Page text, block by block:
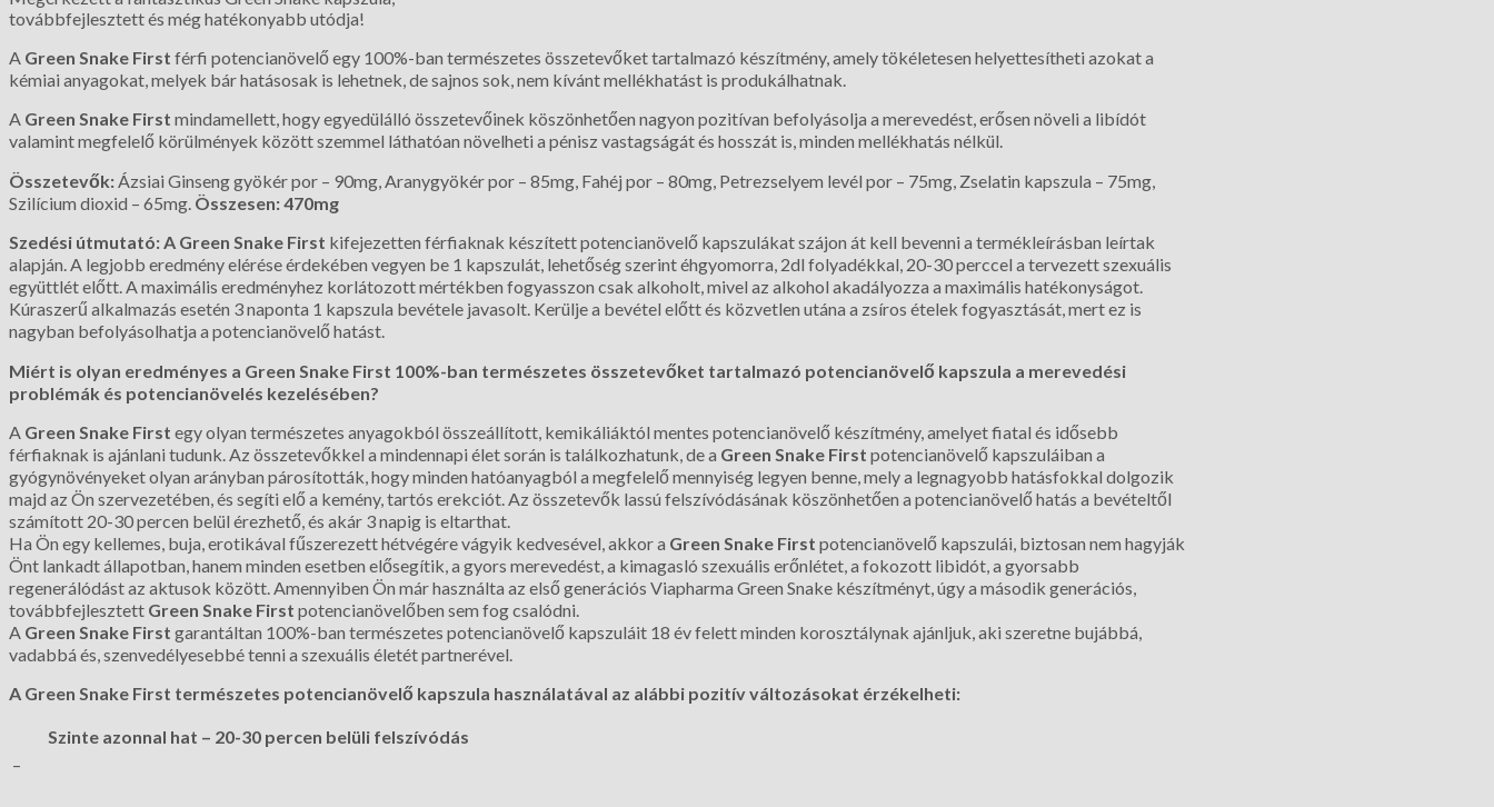
továbbfejlesztett és még hatékonyabb utódja!
A Green Snake First férfi potencianövelő egy 100%-ban természetes összetevőket tartalmazó készítmény, amely tökéletesen helyettesítheti azokat a
kémiai anyagokat, melyek bár hatásosak is lehetnek, de sajnos sok, nem kívánt mellékhatást is produkálhatnak.
A Green Snake First mindamellett, hogy egyedülálló összetevőinek köszönhetően nagyon pozitívan befolyásolja a merevedést, erősen növeli a libídót
valamint megfelelő körülmények között szemmel láthatóan növelheti a pénisz vastagságát és hosszát is, minden mellékhatás nélkül.
Összetevők:Ázsiai Ginseng gyökér por – 90mg, Aranygyökér por – 85mg, Fahéj por – 80mg, Petrezselyem levél por – 75mg, Zselatin kapszula – 75mg,
Szilícium dioxid – 65mg. Összesen: 470mg
Szedési útmutató: A Green Snake First kifejezetten férfiaknak készített potencianövelő kapszulákat szájon át kell bevenni a termékleírásban leírtak
alapján. A legjobb eredmény elérése érdekében vegyen be 1 kapszulát, lehetőség szerint éhgyomorra, 2dl folyadékkal, 20-30 perccel a tervezett szexuális
együttlét előtt. A maximális eredményhez korlátozott mértékben fogyasszon csak alkoholt, mivel az alkohol akadályozza a maximális hatékonyságot.
Kúraszerű alkalmazás esetén 3 naponta 1 kapszula bevétele javasolt. Kerülje a bevétel előtt és közvetlen utána a zsíros ételek fogyasztását, mert ez is
nagyban befolyásolhatja a potencianövelő hatást.
Miért is olyan eredményes a Green Snake First 100%-ban természetes összetevőket tartalmazó potencianövelő kapszula a merevedési
problémák és potencianövelés kezelésében?
A Green Snake First egy olyan természetes anyagokból összeállított, kemikáliáktól mentes potencianövelő készítmény, amelyet fiatal és idősebb
férfiaknak is ajánlani tudunk. Az összetevőkkel a mindennapi élet során is találkozhatunk, de a Green Snake First potencianövelő kapszuláiban a
gyógynövényeket olyan arányban párosították, hogy minden hatóanyagból a megfelelő mennyiség legyen benne, mely a legnagyobb hatásfokkal dolgozik
majd az Ön szervezetében, és segíti elő a kemény, tartós erekciót. Az összetevők lassú felszívódásának köszönhetően a potencianövelő hatás a bevételtől
számított 20-30 percen belül érezhető, és akár 3 napig is eltarthat.
Ha Ön egy kellemes, buja, erotikával fűszerezett hétvégére vágyik kedvesével, akkor a Green Snake First potencianövelő kapszulái, biztosan nem hagyják
Önt lankadt állapotban, hanem minden esetben elősegítik, a gyors merevedést, a kimagasló szexuális erőnlétet, a fokozott libidót, a gyorsabb
regenerálódást az aktusok között. Amennyiben Ön már használta az első generációs Viapharma Green Snake készítményt, úgy a második generációs,
továbbfejlesztett Green Snake First potencianövelőben sem fog csalódni.
A Green Snake First garantáltan 100%-ban természetes potencianövelő kapszuláit 18 év felett minden korosztálynak ajánljuk, aki szeretne bujábbá,
vadabbá és, szenvedélyesebbé tenni a szexuális életét partnerével.
A Green Snake First természetes potencianövelő kapszula használatával az alábbi pozitív változásokat érzékelheti:
–
Szinte azonnal hat – 20-30 percen belüli felszívódás